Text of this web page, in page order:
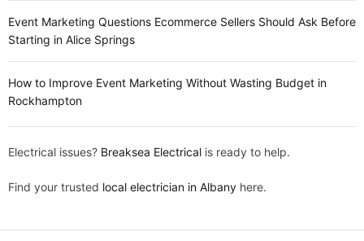
Event Marketing Questions Ecommerce Sellers Should Ask Before
Starting in Alice Springs
How to Improve Event Marketing Without Wasting Budget in
Rockhampton
Electrical issues? Breaksea Electrical is ready to help.
Find your trusted local electrician in Albany here.